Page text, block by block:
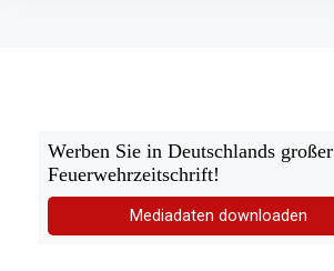
Werben Sie in Deutschlands großer
Feuerwehrzeitschrift!
Mediadaten downloaden